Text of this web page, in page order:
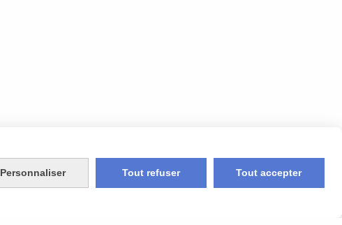
Personnaliser Tout refuser Tout accepter